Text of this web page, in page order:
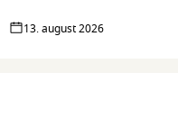
13. august 2026